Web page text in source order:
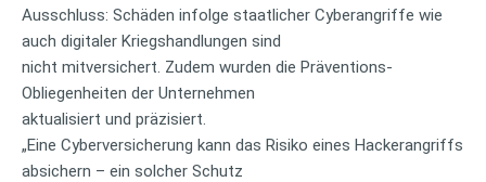
Ausschluss: Schäden infolge staatlicher Cyberangriffe wie
auch digitaler Kriegshandlungen sind
nicht mitversichert. Zudem wurden die Präventions-
Obliegenheiten der Unternehmen
aktualisiert und präzisiert.
„Eine Cyberversicherung kann das Risiko eines Hackerangriffs
absichern – ein solcher Schutz